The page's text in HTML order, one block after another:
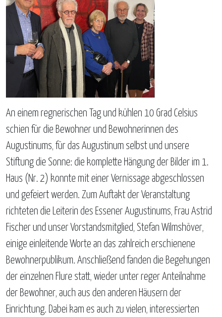
An einem regnerischen Tag und kühlen 10 Grad Celsius
schien für die Bewohner und Bewohnerinnen des
Augustinums, für das Augustinum selbst und unsere
Stiftung die Sonne: die komplette Hängung der Bilder im 1.
Haus (Nr. 2) konnte mit einer Vernissage abgeschlossen
und gefeiert werden. Zum Auftakt der Veranstaltung
richteten die Leiterin des Essener Augustinums, Frau Astrid
Fischer und unser Vorstandsmitglied, Stefan Wilmshöver,
einige einleitende Worte an das zahlreich erschienene
Bewohnerpublikum. Anschließend fanden die Begehungen
der einzelnen Flure statt, wieder unter reger Anteilnahme
der Bewohner, auch aus den anderen Häusern der
Einrichtung. Dabei kam es auch zu vielen, interessierten